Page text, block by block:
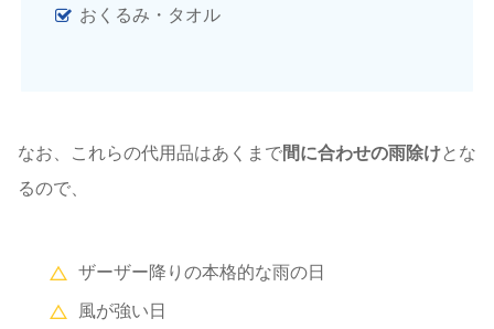
おくるみ・タオル
なお、これらの代用品はあくまで間に合わせの雨除けとな
るので、
ザーザー降りの本格的な雨の日
風が強い日